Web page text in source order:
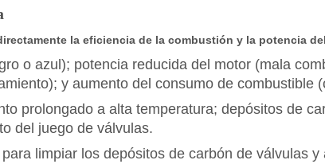
la eficiencia de la combustión y la potencia
o azul); potencia reducida del motor (mala
y aumento del consumo de combustible
prolongado a alta temperatura; depósitos de
del juego de válvulas.
limpiar los depósitos de carbón de válvulas